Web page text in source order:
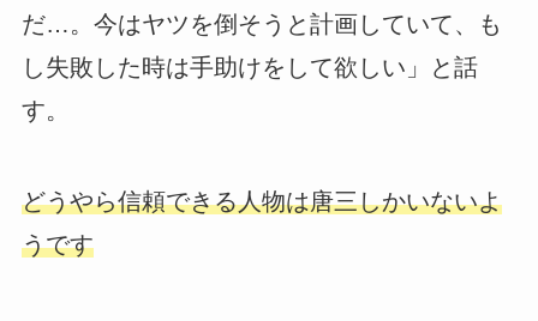
だ…。今はヤツを倒そうと計画していて、も
し失敗した時は手助けをして欲しい」と話
す。
どうやら信頼できる人物は唐三しかいないよ
うです